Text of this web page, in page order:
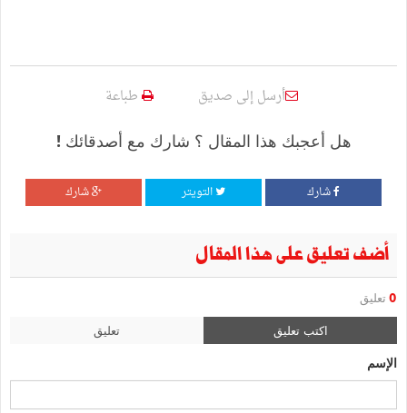
أرسل إلى صديق طباعة
هل أعجبك هذا المقال ؟ شارك مع أصدقائك !
شارك التويتر شارك
أضف تعليق على هذا المقال
0 تعليق
اكتب تعليق تعليق
الإسم